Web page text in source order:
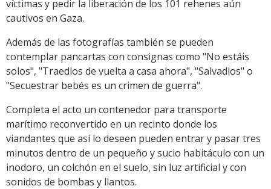
víctimas y pedir la liberación de los 101 rehenes aún
cautivos en Gaza.
Además de las fotografías también se pueden
contemplar pancartas con consignas como "No estáis
solos", "Traedlos de vuelta a casa ahora", "Salvadlos" o
"Secuestrar bebés es un crimen de guerra".
Completa el acto un contenedor para transporte
marítimo reconvertido en un recinto donde los
viandantes que así lo deseen pueden entrar y pasar tres
minutos dentro de un pequeño y sucio habitáculo con un
inodoro, un colchón en el suelo, sin luz artificial y con
sonidos de bombas y llantos.